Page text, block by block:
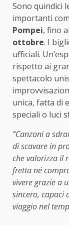
Sono quindici
importanti
Pompei, fino
ottobre. I
ufficiali.
rispetto ai
spettacolo
unica, fatta di
speciali o luci
“Canzoni a
di scavare in
che valorizza il
fretta né
vivere grazie a
sincero, capaci
viaggio nel